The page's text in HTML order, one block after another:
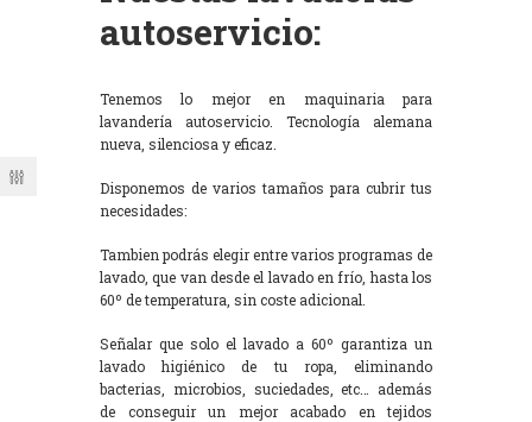
autoservicio:
Tenemos lo mejor en maquinaria para
lavandería autoservicio. Tecnología alemana
nueva, silenciosa y eficaz.
Disponemos de varios tamaños para cubrir tus
necesidades:
Tambien podrás elegir entre varios programas de
lavado, que van desde el lavado en frío, hasta los
60º de temperatura, sin coste adicional.
Señalar que solo el lavado a 60º garantiza un
lavado higiénico de tu ropa, eliminando
bacterias, microbios, suciedades, etc… además
de conseguir un mejor acabado en tejidos